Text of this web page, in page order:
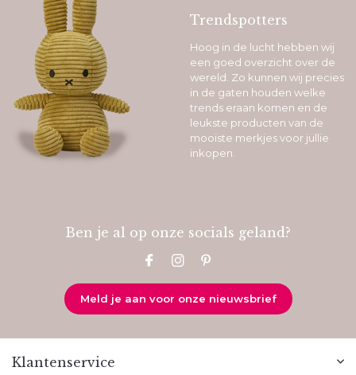
Trendspotters
Hoog in de lucht hebben wij
een goed overzicht over de
wereld. Zo kunnen wij precies
in de gaten houden welke
trends eraan komen en de
leukste producten van de
mooiste merkjes voor jullie
inkopen.
Ben je al op onze socials geland?
Meld je aan voor onze nieuwsbrief
Klantenservice